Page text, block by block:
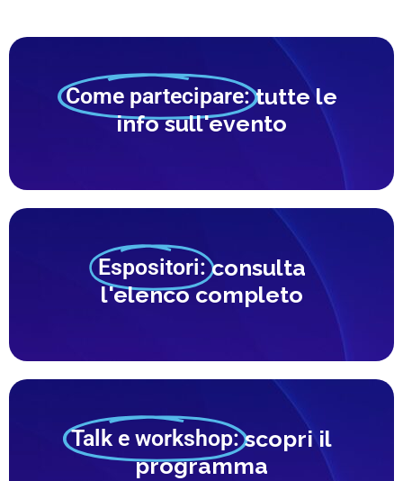
Come partecipare: tutte le
info sull'evento
Espositori: consulta
l'elenco completo
Talk e workshop: scopri il
programma